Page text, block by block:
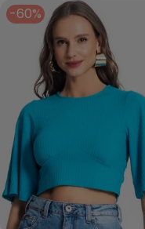
-60%